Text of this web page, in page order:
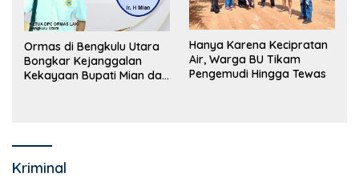
Ormas di Bengkulu Utara
Bongkar Kejanggalan
Kekayaan Bupati Mian dan
Hanya Karena Kecipratan
Air, Warga BU Tikam
Pengemudi Hingga Tewas
Kriminal